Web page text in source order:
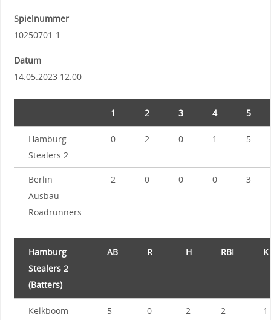
Spielnummer
10250701-1
Datum
14.05.2023 12:00
1 2 3 4 5
Hamburg
Stealers 2
0 2 0 1 5
Berlin
Ausbau
Roadrunners
2 0 0 0 3
Hamburg
Stealers 2
(Batters)
AB R H RBI K
Kelkboom
5 0 2 2 1